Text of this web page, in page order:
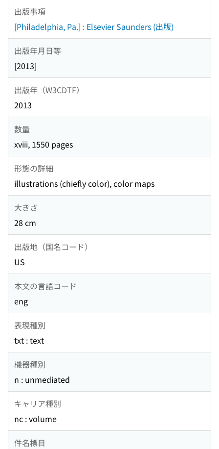
出版事項
[Philadelphia, Pa.] : Elsevier Saunders (出版)
出版年月日等
[2013]
出版年（W3CDTF）
2013
数量
xviii, 1550 pages
形態の詳細
illustrations (chiefly color), color maps
大きさ
28 cm
出版地（国名コード）
US
本文の言語コード
eng
表現種別
txt : text
機器種別
n : unmediated
キャリア種別
nc : volume
件名標目